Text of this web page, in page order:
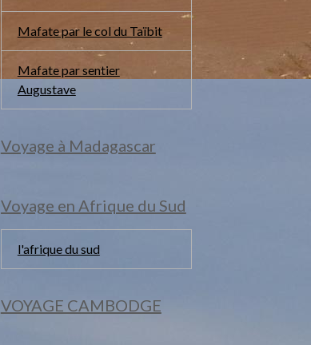
Mafate par le col du Taïbit
Mafate par sentier
Augustave
Voyage à Madagascar
Voyage en Afrique du Sud
l'afrique du sud
VOYAGE CAMBODGE